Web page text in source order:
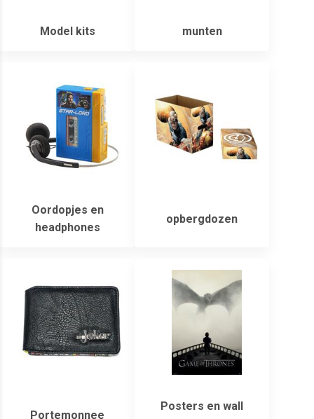
Model kits munten
Oordopjes en
headphones
opbergdozen
Portemonnee
Posters en wall